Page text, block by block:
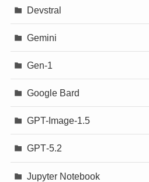
Devstral
Gemini
Gen-1
Google Bard
GPT-Image-1.5
GPT‐5.2
Jupyter Notebook